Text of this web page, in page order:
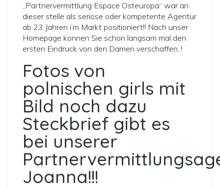
„Partnervermittlung Espace Osteuropa“ war an
dieser stelle als seriose oder kompetente Agentur
ab 23 Jahren i’m Markt positioniert!! Nach unser
Homepage konnen Sie schon langsam mal den
ersten Eindruck von den Damen verschaffen..!
Fotos von
polnischen girls mit
Bild noch dazu
Steckbrief gibt es
bei unserer
Joanna!!!